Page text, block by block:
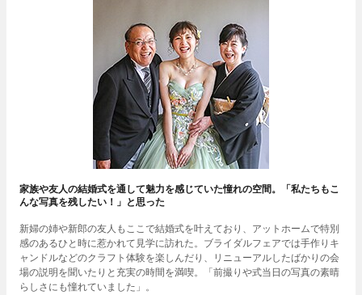
家族や友人の結婚式を通して魅力を感じていた憧れの空間。「私たちもこ
んな写真を残したい！」と思った
新婦の姉や新郎の友人もここで結婚式を叶えており、アットホームで特別
感のあるひと時に惹かれて見学に訪れた。ブライダルフェアでは手作りキ
ャンドルなどのクラフト体験を楽しんだり、リニューアルしたばかりの会
場の説明を聞いたりと充実の時間を満喫。「前撮りや式当日の写真の素晴
らしさにも憧れていました」。